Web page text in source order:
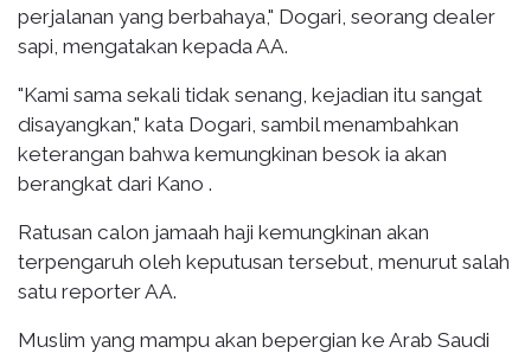
perjalanan yang berbahaya," Dogari, seorang dealer
sapi, mengatakan kepada AA.
"Kami sama sekali tidak senang, kejadian itu sangat
disayangkan," kata Dogari, sambil menambahkan
keterangan bahwa kemungkinan besok ia akan
berangkat dari Kano .
Ratusan calon jamaah haji kemungkinan akan
terpengaruh oleh keputusan tersebut, menurut salah
satu reporter AA.
Muslim yang mampu akan bepergian ke Arab Saudi